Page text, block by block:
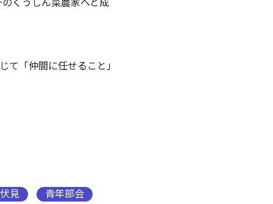
くうしん菜農家へと成
て「仲間に任せること」
伏見 青年部会